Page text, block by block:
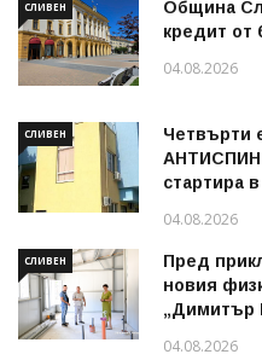
СЛИВЕН
Община
кредит от
04.08.2026
СЛИВЕН
Четвърти
АНТИСПИН
стартира
04.08.2026
СЛИВЕН
Пред
новия
„Димитър
04.08.2026